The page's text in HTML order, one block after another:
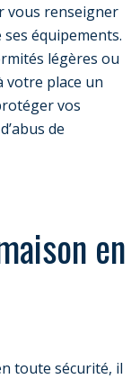
vous renseigner
équipements.
légères ou
votre place un
vos
de
en
toute sécurité, il